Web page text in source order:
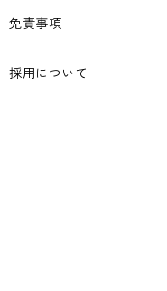
免責事項
採用について